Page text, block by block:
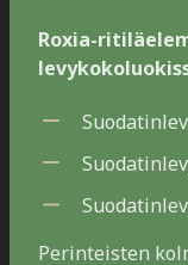
Roxia-
Perinteisten